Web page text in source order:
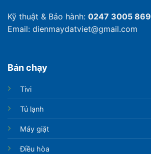
Kỹ thuật & Bảo hành: 0247 3005 869
Email: dienmaydatviet@gmail.com
Bán chạy
Tivi
Tủ lạnh
Máy giặt
Điều hòa